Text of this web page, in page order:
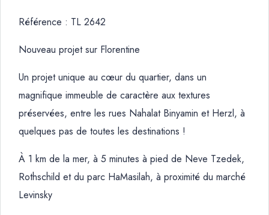
Référence : TL 2642
Nouveau projet sur Florentine
Un projet unique au cœur du quartier, dans un
magnifique immeuble de caractère aux textures
préservées, entre les rues Nahalat Binyamin et Herzl, à
quelques pas de toutes les destinations !
À 1 km de la mer, à 5 minutes à pied de Neve Tzedek,
Rothschild et du parc HaMasilah, à proximité du marché
Levinsky